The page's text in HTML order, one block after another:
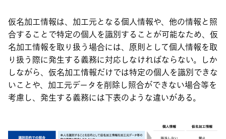
仮名加工情報は、加工元となる個人情報や、他の情報と照
合することで特定の個人を識別することが可能なため、仮
名加工情報を取り扱う場合には、原則として個人情報を取
り扱う際に発生する義務に対応しなければならない。しか
しながら、仮名加工情報だけでは特定の個人を識別できな
いことや、加工元データを削除し照合ができない場合等を
考慮し、発生する義務には下表のような違いがある。